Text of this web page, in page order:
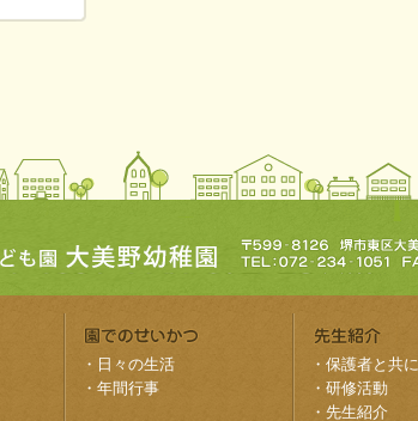
・ 日々の生活
・ 年間行事
・ 保護者と共に
・ 研修活動
・ 先生紹介